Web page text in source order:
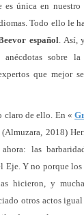
es única en
Todo ello le
español. Así,
sobre
que mejor
claro de ello. En «
2018)
las
Eje. Y no porque los
hicieron, y
otros actos